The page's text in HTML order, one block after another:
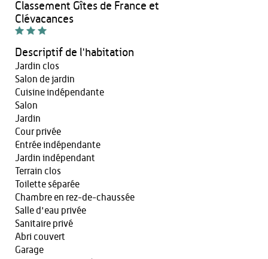
Classement Gîtes de France et
Clévacances
Descriptif de l'habitation
Jardin clos
Salon de jardin
Cuisine indépendante
Salon
Jardin
Cour privée
Entrée indépendante
Jardin indépendant
Terrain clos
Toilette séparée
Chambre en rez-de-chaussée
Salle d'eau privée
Sanitaire privé
Abri couvert
Garage